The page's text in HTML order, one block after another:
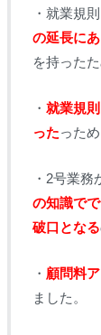
・就業規
の延長に
を持ったた
・ 就業規
ったっため
・2号業務
の知識で
破口となる
・ 顧問料
ました。